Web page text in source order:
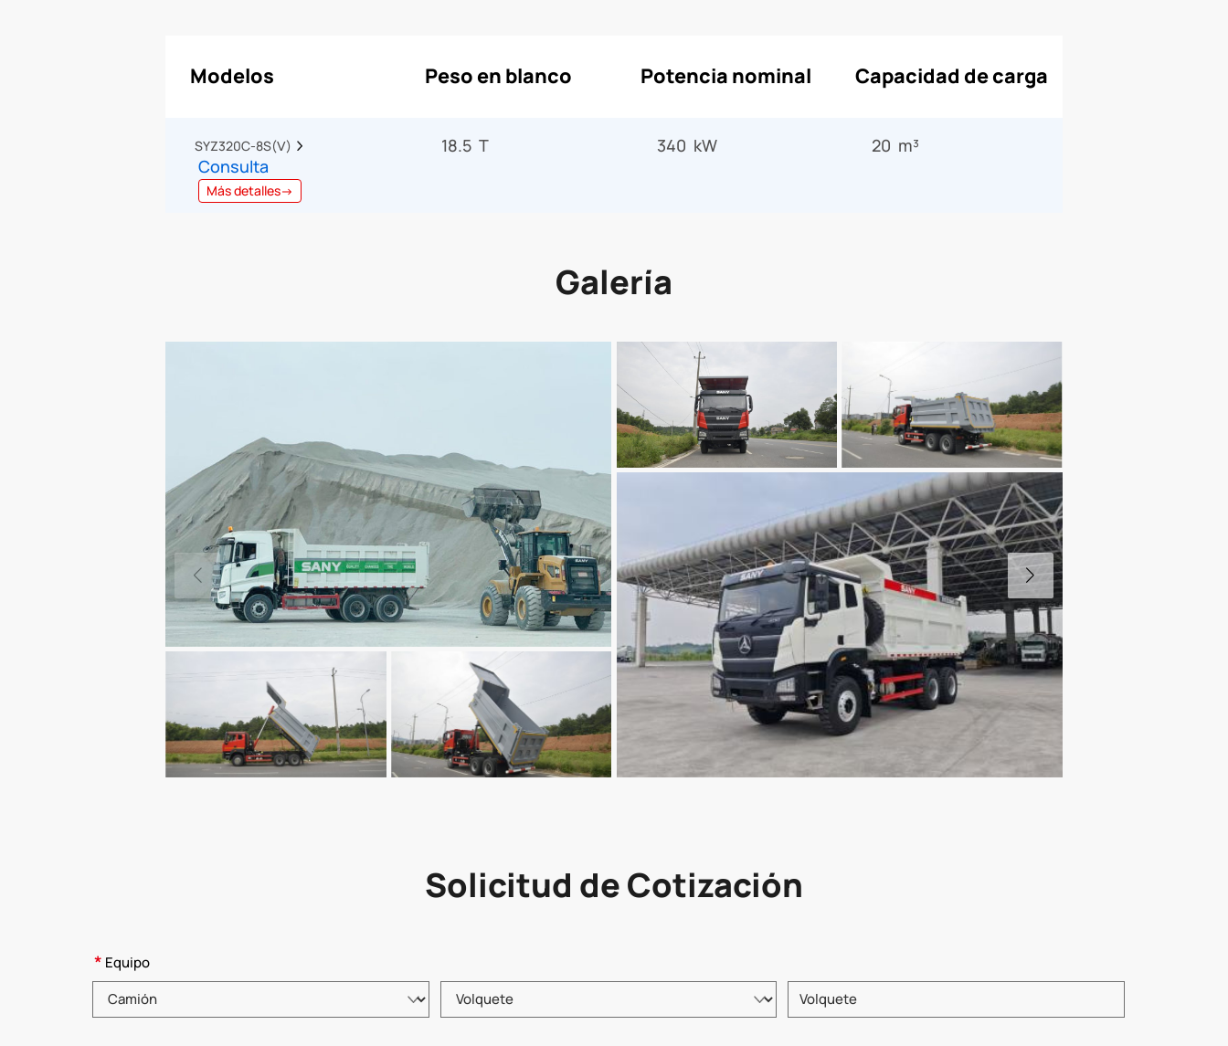
Modelos Peso en blanco Potencia nominal Capacidad de carga
SYZ320C-8S(Ⅴ)
Consulta
Más detalles→
18.5 T 340 kW 20 m³
Galería
Solicitud de Cotización
* Equipo